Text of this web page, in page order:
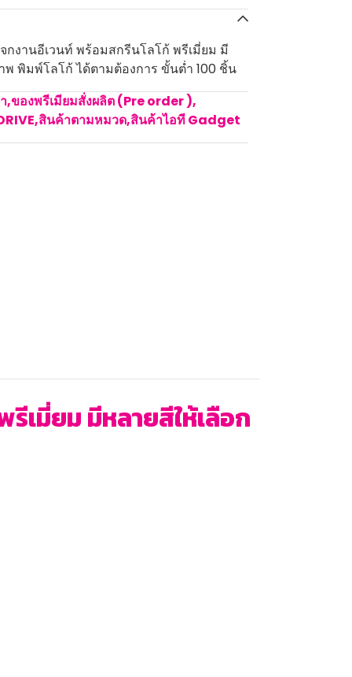
กงานอีเวนท์ พร้อมสกรีนโลโก้ พรีเมี่ยม มี
พิมพ์โลโก้ ได้ตามต้องการ ขั้นต่ำ 100 ชิ้น
,ของพรีเมียมสั่งผลิต (Pre order ),
,สินค้าตามหมวด,สินค้าไอที Gadget
เมี่ยม มีหลายสีให้เลือก